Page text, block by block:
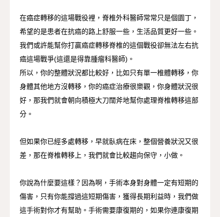
在癌症轉移的這場戰役裡，脊椎外科醫師常常只是個園丁，
希望的是患者在抗癌的路上舒服一些，生活品質更好一些。
我們或許能幫你打贏癌症轉移脊椎的這個戰役卻無法左右抗
癌這場戰爭(這還是得靠腫瘤科醫師)。
所以，你的整體狀況都比較好，比如只有單一椎體轉移，你
身體其他地方沒轉移，你的癌症治療很樂觀，你身體狀況很
好，那我們就會朝向積極大刀闊斧地幫你處理脊椎轉移這部
分。
但如果你已經多處轉移，早就臥病在床，整個營養狀況又很
差，那在脊椎轉移上，我們就會比較趨向保守，小做。
你說為什麼要這樣？因為啊，手術本身對身體一定有短期的
傷害，只有你能撐過這短期傷害，獲得長期利益時，我們做
這手術對你才有幫助。手術需要康復期的，如果你連康復期